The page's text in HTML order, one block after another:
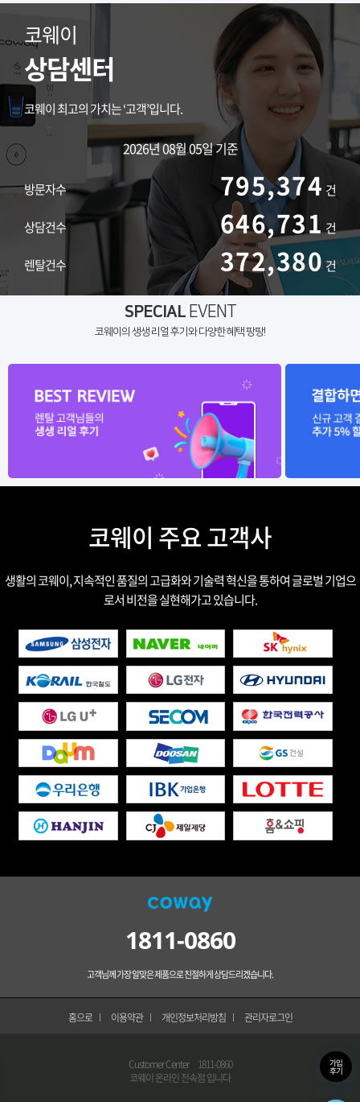
코웨이
상담센터
코웨이 최고의 가치는 ‘고객’입니다.
2026년 08월 05일 기준
방문자수 795,374 건
상담건수 646,731건
렌탈건수 372,380건
SPECIALEVENT
코웨이의 생생 리얼 후기와 다양한 혜택 팡팡!
코웨이 주요 고객사
생활의 코웨이, 지속적인 품질의 고급화와 기술력 혁신을 통하여 글로벌 기업으
로서 비전을 실현해가고 있습니다.
1811-0860
고객님께 가장 알맞은 제품으로 친절하게 상담드리겠습니다.
홈으로 이용약관 개인정보처리방침 관리자로그인
Customer Center 1811-0860
코웨이 온라인 전속점 입니다
가입
후기